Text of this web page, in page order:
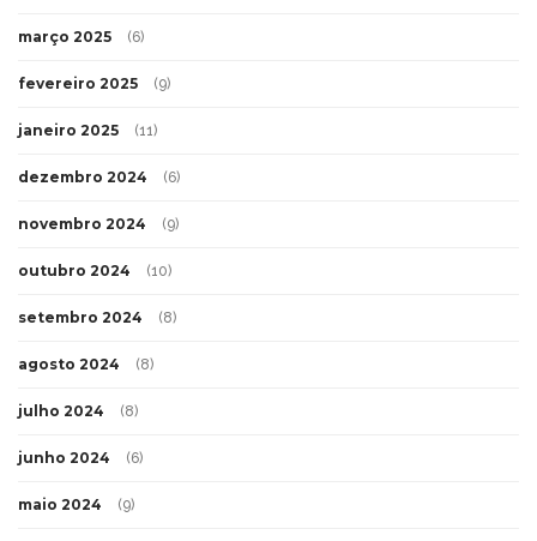
março 2025 (6)
fevereiro 2025 (9)
janeiro 2025 (11)
dezembro 2024 (6)
novembro 2024 (9)
outubro 2024 (10)
setembro 2024 (8)
agosto 2024 (8)
julho 2024 (8)
junho 2024 (6)
maio 2024 (9)